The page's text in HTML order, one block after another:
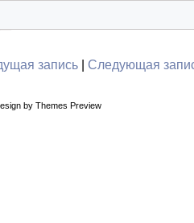
запись| Следующая
by Themes Preview